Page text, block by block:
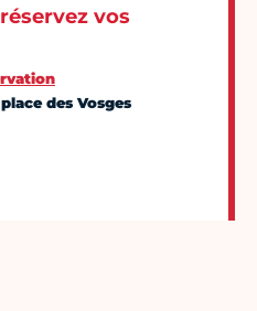
vos
des Vosges